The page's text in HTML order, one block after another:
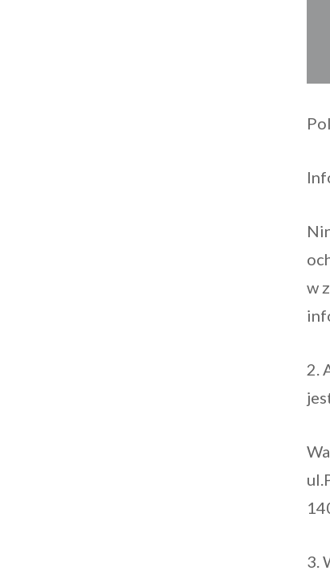
w
2.
3.